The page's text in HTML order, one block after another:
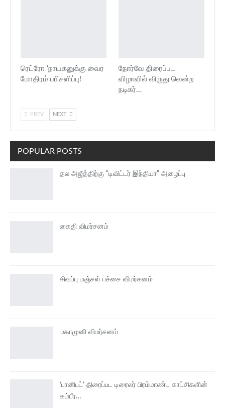
ரெட்ரோ ‘நாயகனுக்கு வைர
மோதிரம் பரிசளிப்பு!
நோர்வே திரைப்பட
விழாவில் விருது வென்ற
நடிகர்…
PREV NEXT
POPULAR POSTS
தல அஜீத்திற்கு “டிவிட்டர் இந்தியா” அழைப்பு
கைதி விமர்சனம்
சிவப்பு மஞ்சள் பச்சை விமர்சனம்
மகாமுனி விமர்சனம்
‘பானிபட்’ திரைப்பட டிரைலர் பிரம்மாண்ட காட்சிகளின்
கம்பீர…